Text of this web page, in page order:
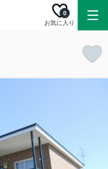
お気に入り
0